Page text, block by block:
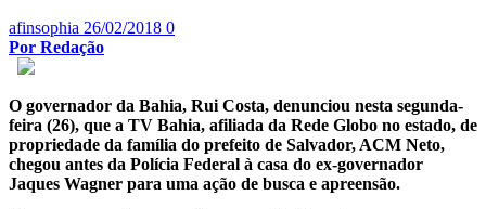
afinsophia 26/02/2018 0
Por Redação
O governador da Bahia, Rui Costa, denunciou nesta segunda-
feira (26), que a TV Bahia, afiliada da Rede Globo no estado, de
propriedade da família do prefeito de Salvador, ACM Neto,
chegou antes da Polícia Federal à casa do ex-governador
Jaques Wagner para uma ação de busca e apreensão.